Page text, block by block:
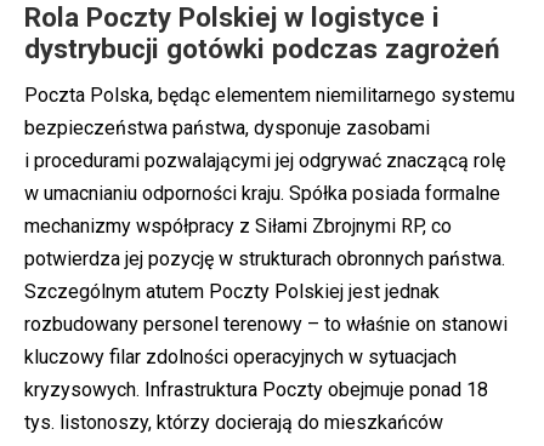
Rola Poczty Polskiej w logistyce i
dystrybucji gotówki podczas zagrożeń
Poczta Polska, będąc elementem niemilitarnego systemu
bezpieczeństwa państwa, dysponuje zasobami
i procedurami pozwalającymi jej odgrywać znaczącą rolę
w umacnianiu odporności kraju. Spółka posiada formalne
mechanizmy współpracy z Siłami Zbrojnymi RP, co
potwierdza jej pozycję w strukturach obronnych państwa.
Szczególnym atutem Poczty Polskiej jest jednak
rozbudowany personel terenowy – to właśnie on stanowi
kluczowy filar zdolności operacyjnych w sytuacjach
kryzysowych. Infrastruktura Poczty obejmuje ponad 18
tys. listonoszy, którzy docierają do mieszkańców